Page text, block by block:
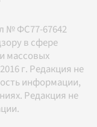
№ ФС77-67642
в сфере
массовых
г. Редакция не
информации,
Редакция не